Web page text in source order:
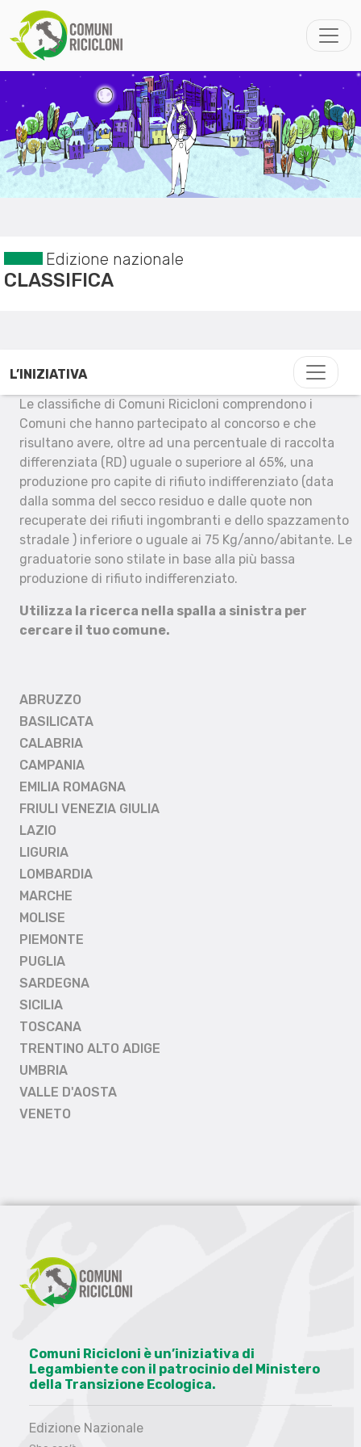
Edizione nazionale
CLASSIFICA
L’INIZIATIVA
Le classifiche di Comuni Ricicloni comprendono i
Comuni che hanno partecipato al concorso e che
risultano avere, oltre ad una percentuale di raccolta
differenziata (RD) uguale o superiore al 65%, una
produzione pro capite di rifiuto indifferenziato (data
dalla somma del secco residuo e dalle quote non
recuperate dei rifiuti ingombranti e dello spazzamento
stradale ) inferiore o uguale ai 75 Kg/anno/abitante. Le
graduatorie sono stilate in base alla più bassa
produzione di rifiuto indifferenziato.
Utilizza la ricerca nella spalla a sinistra per
cercare il tuo comune.
ABRUZZO
BASILICATA
CALABRIA
CAMPANIA
EMILIA ROMAGNA
FRIULI VENEZIA GIULIA
LAZIO
LIGURIA
LOMBARDIA
MARCHE
MOLISE
PIEMONTE
PUGLIA
SARDEGNA
SICILIA
TOSCANA
TRENTINO ALTO ADIGE
UMBRIA
VALLE D'AOSTA
VENETO
Comuni Ricicloni è un’iniziativa di
Legambiente con il patrocinio del Ministero
della Transizione Ecologica.
Edizione Nazionale